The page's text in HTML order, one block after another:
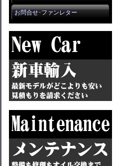
お問合せ･ファンレター